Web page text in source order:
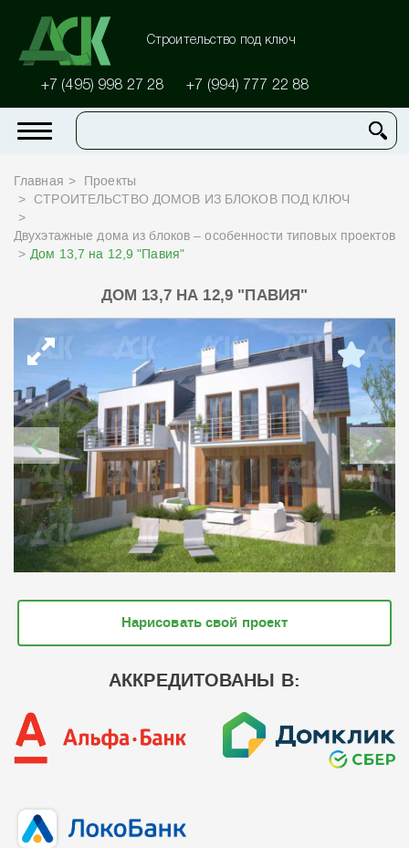
Строительство под ключ
+7 (495) 998 27 28 +7 (994) 777 22 88
Главная
Проекты
СТРОИТЕЛЬСТВО ДОМОВ ИЗ БЛОКОВ ПОД КЛЮЧ
Двухэтажные дома из блоков – особенности типовых проектов
Дом 13,7 на 12,9 "Павия"
ДОМ 13,7 НА 12,9 "ПАВИЯ"
Нарисовать свой проект
АККРЕДИТОВАНЫ В: